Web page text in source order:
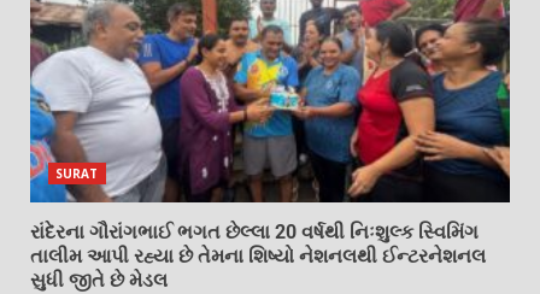
SURAT
રાંદેરના ગૌરાંગભાઈ ભગત છેલ્લા 20 વર્ષથી નિઃશુલ્ક સ્વિમિંગ
તાલીમ આપી રહ્યા છે તેમના શિષ્યો નેશનલથી ઈન્ટરનેશનલ
સુધી જીતે છે મેડલ